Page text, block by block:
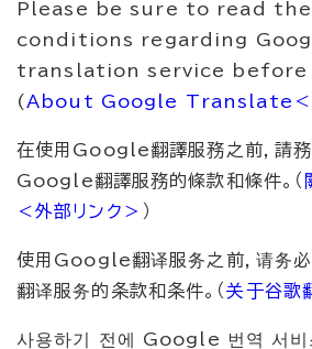
Please be sure to read
conditions regarding
translation service before
( About Google Translate
在使用Google翻譯服務之前，請
Google翻譯服務的條款和條件。（
＜外部リンク＞ ）
使用Google翻译服务之前，请务
翻译服务的条款和条件。（关于谷歌
사용하기 전에 Google 번역 서비